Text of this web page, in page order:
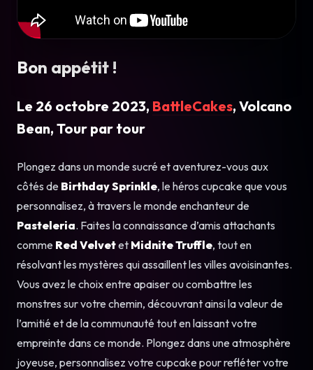
Bon appétit !
Le 26 octobre 2023, BattleCakes, Volcano
Bean, Tour par tour
Plongez dans un monde sucré et aventurez-vous aux
côtés de Birthday Sprinkle, le héros cupcake que vous
personnalisez, à travers le monde enchanteur de
Pasteleria. Faites la connaissance d’amis attachants
comme Red Velvetet Midnite Truffle, tout en
résolvant les mystères qui assaillent les villes avoisinantes.
Vous avez le choix entre apaiser ou combattre les
monstres sur votre chemin, découvrant ainsi la valeur de
l’amitié et de la communauté tout en laissant votre
empreinte dans ce monde. Plongez dans une atmosphère
joyeuse, personnalisez votre cupcake pour refléter votre